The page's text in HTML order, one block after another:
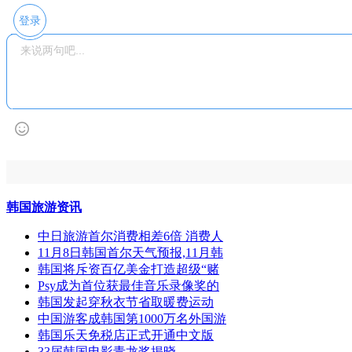
登录
韩国旅游资讯
中日旅游首尔消费相差6倍 消费人
11月8日韩国首尔天气预报,11月韩
韩国将斥资百亿美金打造超级“赌
Psy成为首位获最佳音乐录像奖的
韩国发起穿秋衣节省取暖费运动
中国游客成韩国第1000万名外国游
韩国乐天免税店正式开通中文版